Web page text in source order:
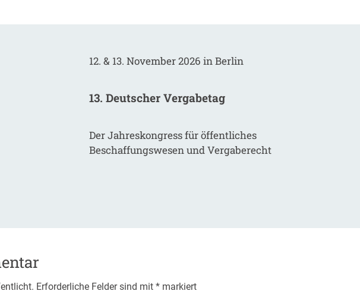
12. & 13. November 2026 in Berlin
13. Deutscher Vergabetag
Der Jahreskongress für öffentliches
Beschaffungswesen und Vergaberecht
Erforderliche Felder sind mit * markiert